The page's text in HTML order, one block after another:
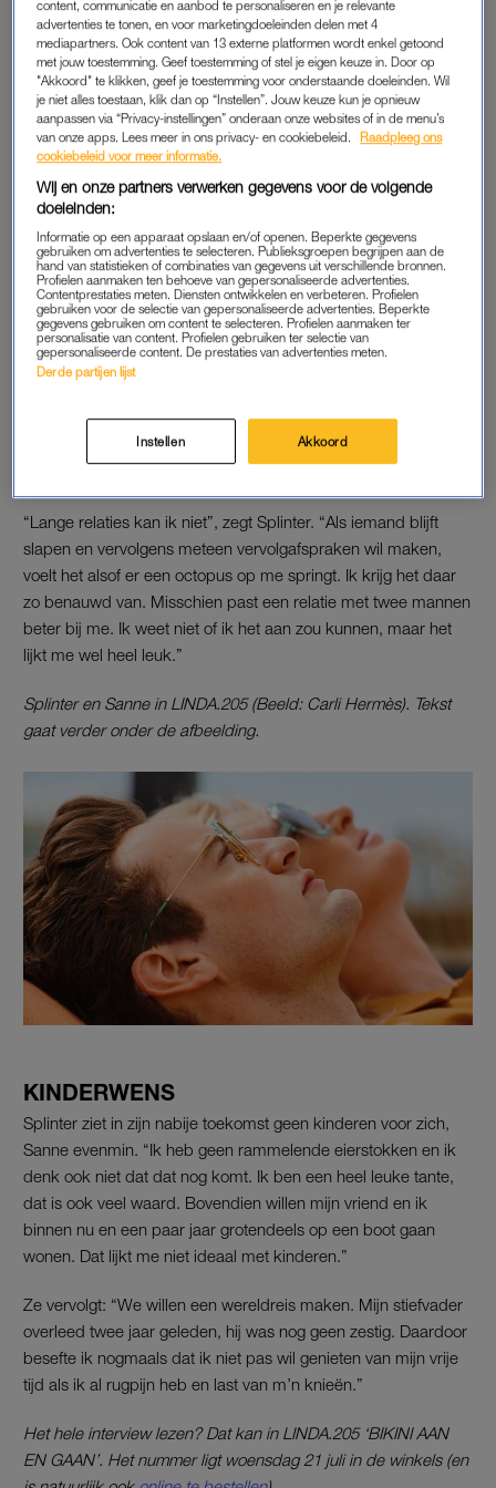
ben dat zo heeft geworsteld.”
Sanne Hans herkent dit. Zij werd vroeger gepest met haar
gestotter en schreef daar als Miss Montreal een nummer over.
“Als ik dat live speel voor vijftienjarigen is het alsof ik mezelf zie
staan – keer tienduizend. Meisjes die de tekst letterlijk
meezingen. Dat vind ik heel mooi aan ons werk: dat je mensen
kunt helpen met iets dat je maakt.”
TWEE TEGELIJK
Als het even later over de liefde gaat, vertelt Splinter dat hij
nogal snel verliefd is. “Soms op meerdere jongens tegelijk. En
ook regelmatig op eikels die zichzelf heel knap vinden. Ergens
hem een beetje op avontuur meeneemt. “Hij hoeft niet per se
elke dag een boek te lezen, maar een brede algemene
“Lange relaties kan ik niet”, zegt Splinter. “Als iemand blijft
slapen en vervolgens meteen vervolgafspraken wil maken,
voelt het alsof er een octopus op me springt. Ik krijg het daar
zo benauwd van. Misschien past een relatie met twee mannen
beter bij me. Ik weet niet of ik het aan zou kunnen, maar het
lijkt me wel heel leuk.”
Splinter en Sanne in LINDA.205 (Beeld: Carli Hermès). Tekst
gaat verder onder de afbeelding.
KINDERWENS
Splinter ziet in zijn nabije toekomst geen kinderen voor zich,
Sanne evenmin. “Ik heb geen rammelende eierstokken en ik
denk ook niet dat dat nog komt. Ik ben een heel leuke tante,
dat is ook veel waard. Bovendien willen mijn vriend en ik
binnen nu en een paar jaar grotendeels op een boot gaan
wonen. Dat lijkt me niet ideaal met kinderen.”
Ze vervolgt: “We willen een wereldreis maken. Mijn stiefvader
overleed twee jaar geleden, hij was nog geen zestig. Daardoor
besefte ik nogmaals dat ik niet pas wil genieten van mijn vrije
tijd als ik al rugpijn heb en last van m’n knieën.”
Het hele interview lezen? Dat kan in LINDA.205 ‘BIKINI AAN
EN GAAN’. Het nummer ligt woensdag 21 juli in de winkels (en
content, communicatie en aanbod te personaliseren en je relevante
advertenties te tonen, en voor marketingdoeleinden delen met 4
mediapartners. Ook content van 13 externe platformen wordt enkel getoond
met jouw toestemming. Geef toestemming of stel je eigen keuze in. Door op
"Akkoord" te klikken, geef je toestemming voor onderstaande doeleinden. Wil
je niet alles toestaan, klik dan op “Instellen”. Jouw keuze kun je opnieuw
aanpassen via “Privacy-instellingen” onderaan onze websites of in de menu’s
van onze apps. Lees meer in ons privacy- en cookiebeleid.
Raadpleeg ons
cookiebeleid voor meer informatie.
Wij en onze partners verwerken gegevens voor de volgende
doeleinden:
Informatie op een apparaat opslaan en/of openen. Beperkte gegevens
gebruiken om advertenties te selecteren. Publieksgroepen begrijpen aan de
hand van statistieken of combinaties van gegevens uit verschillende bronnen.
Profielen aanmaken ten behoeve van gepersonaliseerde advertenties.
Contentprestaties meten. Diensten ontwikkelen en verbeteren. Profielen
gebruiken voor de selectie van gepersonaliseerde advertenties. Beperkte
gegevens gebruiken om content te selecteren. Profielen aanmaken ter
personalisatie van content. Profielen gebruiken ter selectie van
gepersonaliseerde content. De prestaties van advertenties meten.
Derde partijen lijst
Instellen Akkoord